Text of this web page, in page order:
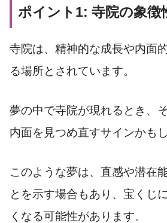
ポイント1: 寺院の象徴
寺院は、精神的な成長や内面
る場所とされています。
夢の中で寺院が現れるとき、
内面を見つめ直すサインかも
このような夢は、直感や潜在
とを示す場合もあり、宝くじ
くなる可能性があります。